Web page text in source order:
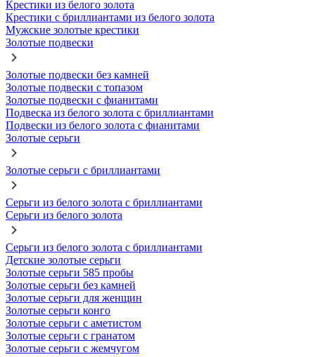
Крестики из белого золота
Крестики с бриллиантами из белого золота
Мужские золотые крестики
Золотые подвески
Золотые подвески без камней
Золотые подвески с топазом
Золотые подвески с фианитами
Подвеска из белого золота с бриллиантами
Подвески из белого золота с фианитами
Золотые серьги
Золотые серьги с бриллиантами
Серьги из белого золота с бриллиантами
Серьги из белого золота
Серьги из белого золота с бриллиантами
Детские золотые серьги
Золотые серьги 585 пробы
Золотые серьги без камней
Золотые серьги для женщин
Золотые серьги конго
Золотые серьги с аметистом
Золотые серьги с гранатом
Золотые серьги с жемчугом